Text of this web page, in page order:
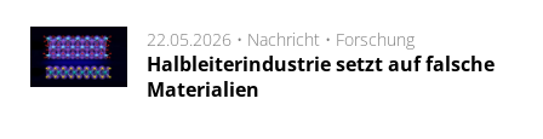
22.05.2026 • Nachricht • Forschung
Halbleiterindustrie setzt auf falsche
Materialien